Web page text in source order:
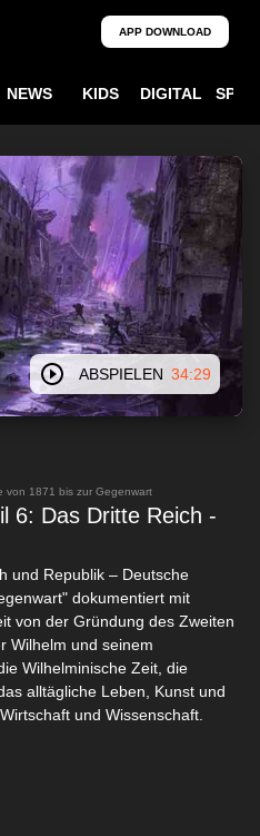
APP DOWNLOAD
NEWS KIDS DIGITAL
ABSPIELEN 34:29
von 1871 bis zur Gegenwart
6: Das Dritte Reich -
und Republik – Deutsche
dokumentiert mit
von der Gründung des Zweiten
Wilhelm und seinem
Wilhelminische Zeit, die
alltägliche Leben, Kunst und
und Wissenschaft.